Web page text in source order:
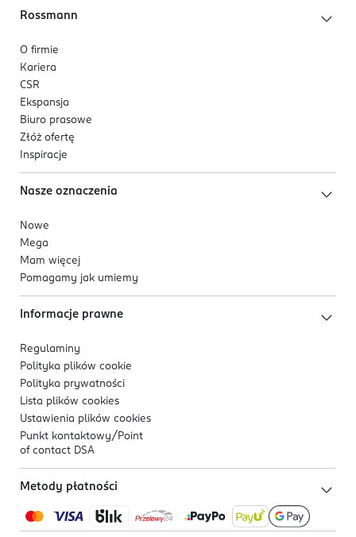
Rossmann
O firmie
Kariera
CSR
Ekspansja
Biuro prasowe
Złóż ofertę
Inspiracje
Nasze oznaczenia
Nowe
Mega
Mam więcej
Pomagamy jak umiemy
Informacje prawne
Regulaminy
Polityka plików cookie
Polityka prywatności
Lista plików cookies
Ustawienia plików cookies
Punkt kontaktowy/ Point
of contact DSA
Metody płatności